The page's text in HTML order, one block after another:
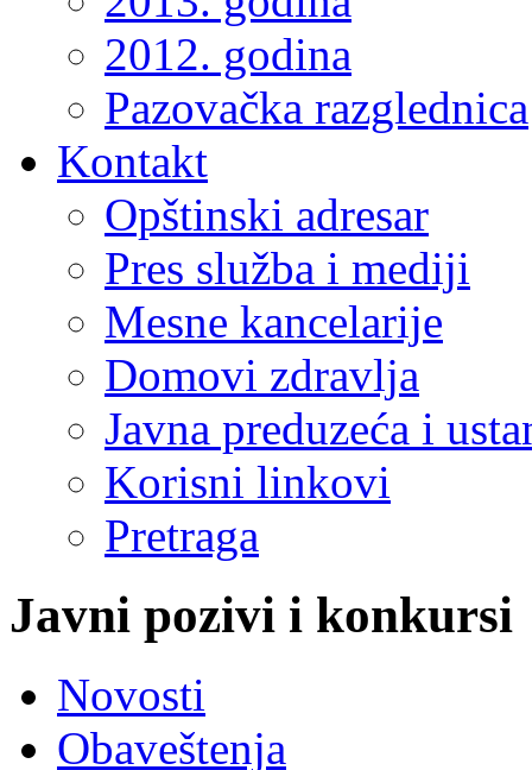
2012. godina
Pazovačka razglednica
Kontakt
Opštinski adresar
Pres služba i mediji
Mesne kancelarije
Domovi zdravlja
Javna preduzeća i
Korisni linkovi
Pretraga
Javni pozivi i konkursi
Novosti
Obaveštenja